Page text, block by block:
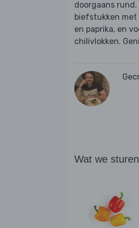
doorgaans
biefstukken met
en paprika, en
chilivlokken.
Wat we sturen